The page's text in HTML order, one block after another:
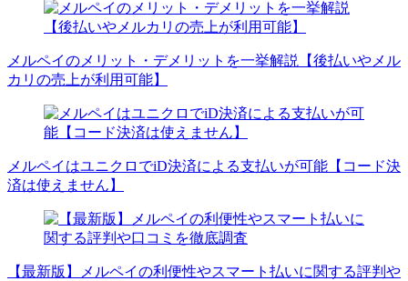
メルペイのメリット・デメリットを一挙解説【後払いやメル
カリの売上が利用可能】
メルペイはユニクロでiD決済による支払いが可能【コード決
済は使えません】
【最新版】メルペイの利便性やスマート払いに関する評判や